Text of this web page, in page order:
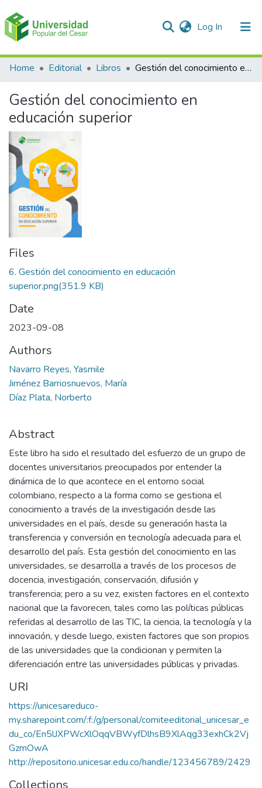
Log In (current)
Communities & Collections
Statistics
Home Editorial Libros Gestión del conocimiento en educación superior
Gestión del conocimiento en
educación superior
Files
6. Gestión del conocimiento en educación
superior.png(351.9 KB)
Date
2023-09-08
Authors
Navarro Reyes, Yasmile
Jiménez Barriosnuevos, María
Díaz Plata, Norberto
Abstract
Este libro ha sido el resultado del esfuerzo de un grupo de
docentes universitarios preocupados por entender la
dinámica de lo que acontece en el entorno social
colombiano, respecto a la forma como se gestiona el
conocimiento a través de la investigación desde las
universidades en el país, desde su generación hasta la
transferencia y conversión en tecnología adecuada para el
desarrollo del país. Esta gestión del conocimiento en las
universidades, se desarrolla a través de los procesos de
docencia, investigación, conservación, difusión y
transferencia; pero a su vez, existen factores en el contexto
nacional que la favorecen, tales como las políticas públicas
referidas al desarrollo de las TIC, la ciencia, la tecnología y la
innovación, y desde luego, existen factores que son propios
de las universidades que la condicionan y permiten la
diferenciación entre las universidades públicas y privadas.
URI
https://unicesareduco-
my.sharepoint.com/:f:/g/personal/comiteeditorial_unicesar_e
du_co/En5lJXPWcXlOqqVBWyfDlhsB9XlAqg33exhCk2Vj
GzmOwA
http://repositorio.unicesar.edu.co/handle/123456789/2429
Collections